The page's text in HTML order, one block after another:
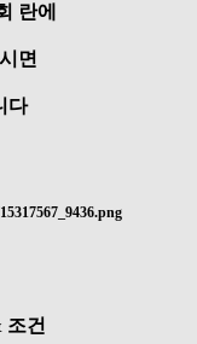
란에
면
다
조건